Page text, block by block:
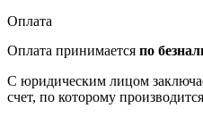
Оплата
Оплата принимается по
С юридическим лицом
счет, по которому